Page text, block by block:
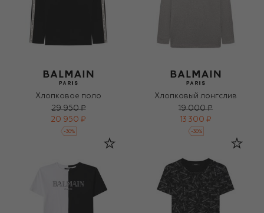
Хлопковое поло
29 950 ₽
20 950 ₽
-30%
Хлопковый лонгслив
19 000 ₽
13 300 ₽
-30%